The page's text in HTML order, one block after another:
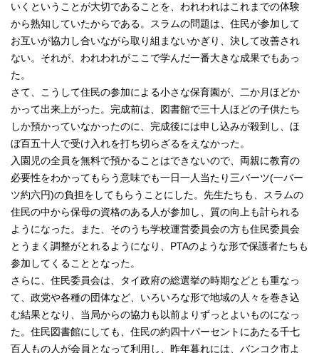
いくということが大切であることを、われわれはこれまでの体験
から熟知していたからである。スラムの問題は、住民が参加して
お互いが協力し合いながら取り組まないかぎり、決して改善され
ない。それが、われわれがここで学んだ一番大きな成果でもあっ
た。
さて、こうして住民の参加による小さな保育園が、二か月ほどか
かって出来上がった。完成前は、図書館で三十人ほどの子供たち
しか預かっていなかったのに、完成後には申し込みが殺到し、ほ
ぼ百五十人で受け入れを打ち切らざるをえなかった。
入園児の全員を無料で預かることはできないので、両親に教育の
必要性をわかってもらう意味でも一日一人当たり三バーツ(一バー
ツ約六円)の負担をしてもらうことにした。先生たちも、スラムの
住民の中から保母の資格のある人が参加し、質の向上も計られる
ようになった。また、そのうち学校運営委員会の方も住民委員会
とうまく調整がとれるようになり、PTAのような形で保護者たちも
参加してくることとなった。
さらに、住民委員会は、タイ政府の総選挙の時期などとも重なっ
て、政党や各種の団体など、いろいろな形で地域の人々を巻き込
む結果となり、当局からの協力も以前よりずっとよいものになっ
た。住民図書館にしても、住民の約四十パーセントにあたる千七
百人もの人が会員となって利用し、昨年暮れには、バンコク市よ